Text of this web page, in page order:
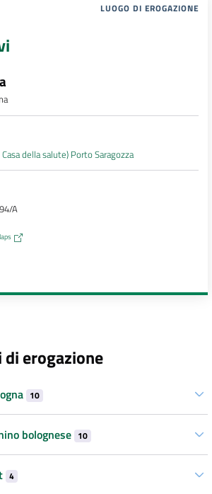
LUOGO DI EROGAZIONE
della salute) Porto Saragozza
A
erogazione
10
bolognese 10
4